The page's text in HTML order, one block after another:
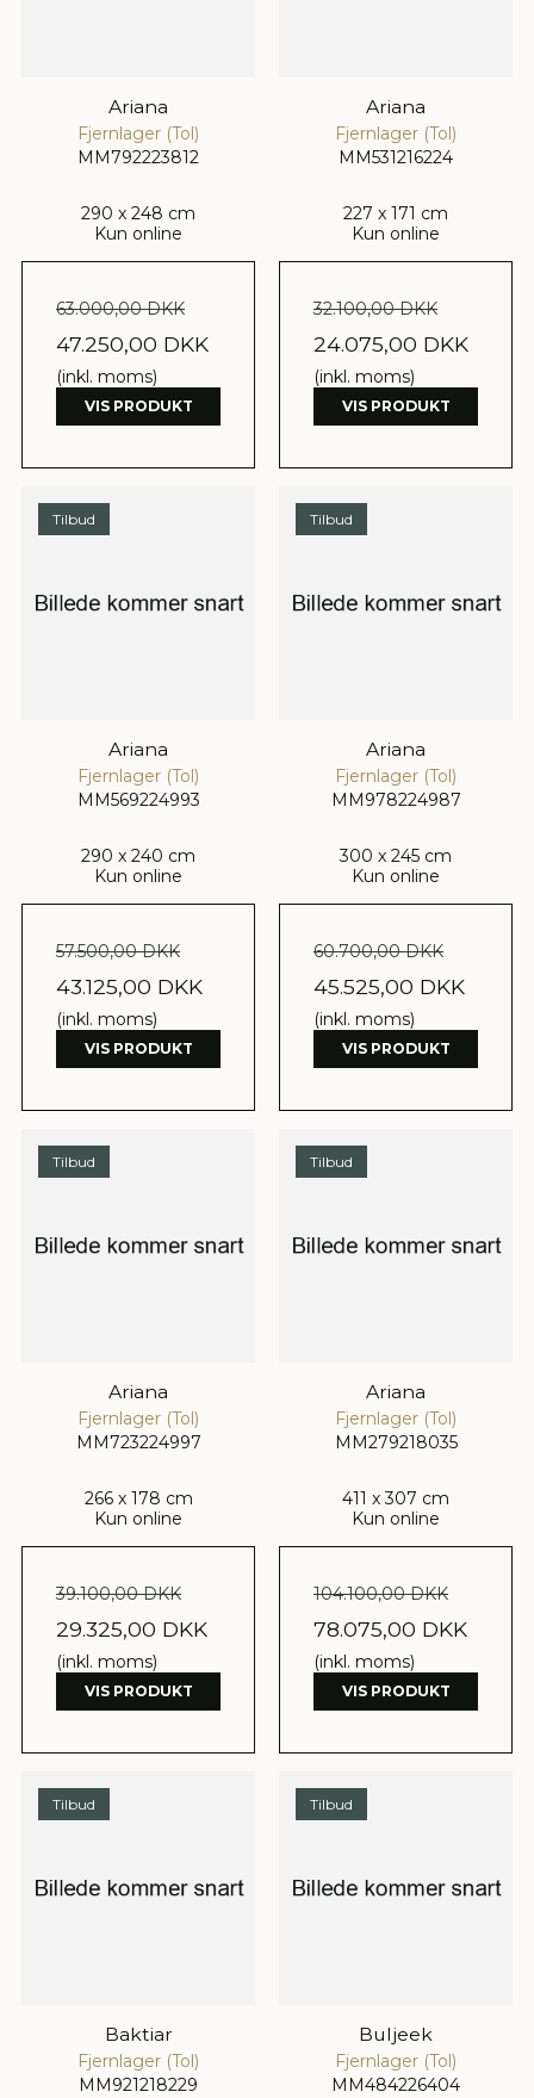
Ariana
Fjernlager (Tol)
MM792223812
290 x 248 cm
Kun online
63.000,00 DKK
47.250,00 DKK
(inkl. moms)
VIS PRODUKT
Ariana
Fjernlager (Tol)
MM531216224
227 x 171 cm
Kun online
32.100,00 DKK
24.075,00 DKK
(inkl. moms)
VIS PRODUKT
Tilbud
Ariana
Fjernlager (Tol)
MM569224993
290 x 240 cm
Kun online
57.500,00 DKK
43.125,00 DKK
(inkl. moms)
VIS PRODUKT
Tilbud
Ariana
Fjernlager (Tol)
MM978224987
300 x 245 cm
Kun online
60.700,00 DKK
45.525,00 DKK
(inkl. moms)
VIS PRODUKT
Tilbud
Ariana
Fjernlager (Tol)
MM723224997
266 x 178 cm
Kun online
39.100,00 DKK
29.325,00 DKK
(inkl. moms)
VIS PRODUKT
Tilbud
Ariana
Fjernlager (Tol)
MM279218035
411 x 307 cm
Kun online
104.100,00 DKK
78.075,00 DKK
(inkl. moms)
VIS PRODUKT
Tilbud
Baktiar
Fjernlager (Tol)
MM921218229
Tilbud
Buljeek
Fjernlager (Tol)
MM484226404